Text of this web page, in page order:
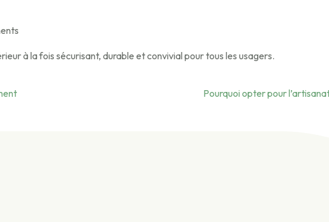
à la fois sécurisant, durable et convivial pour tous les usagers.
Pourquoi opter pour